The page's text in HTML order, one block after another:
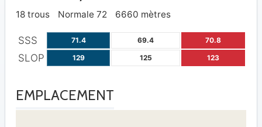
18 trous Normale 72 6660 mètres
SSS 71.4 69.4 70.8
SLOP 129 125 123
EMPLACEMENT